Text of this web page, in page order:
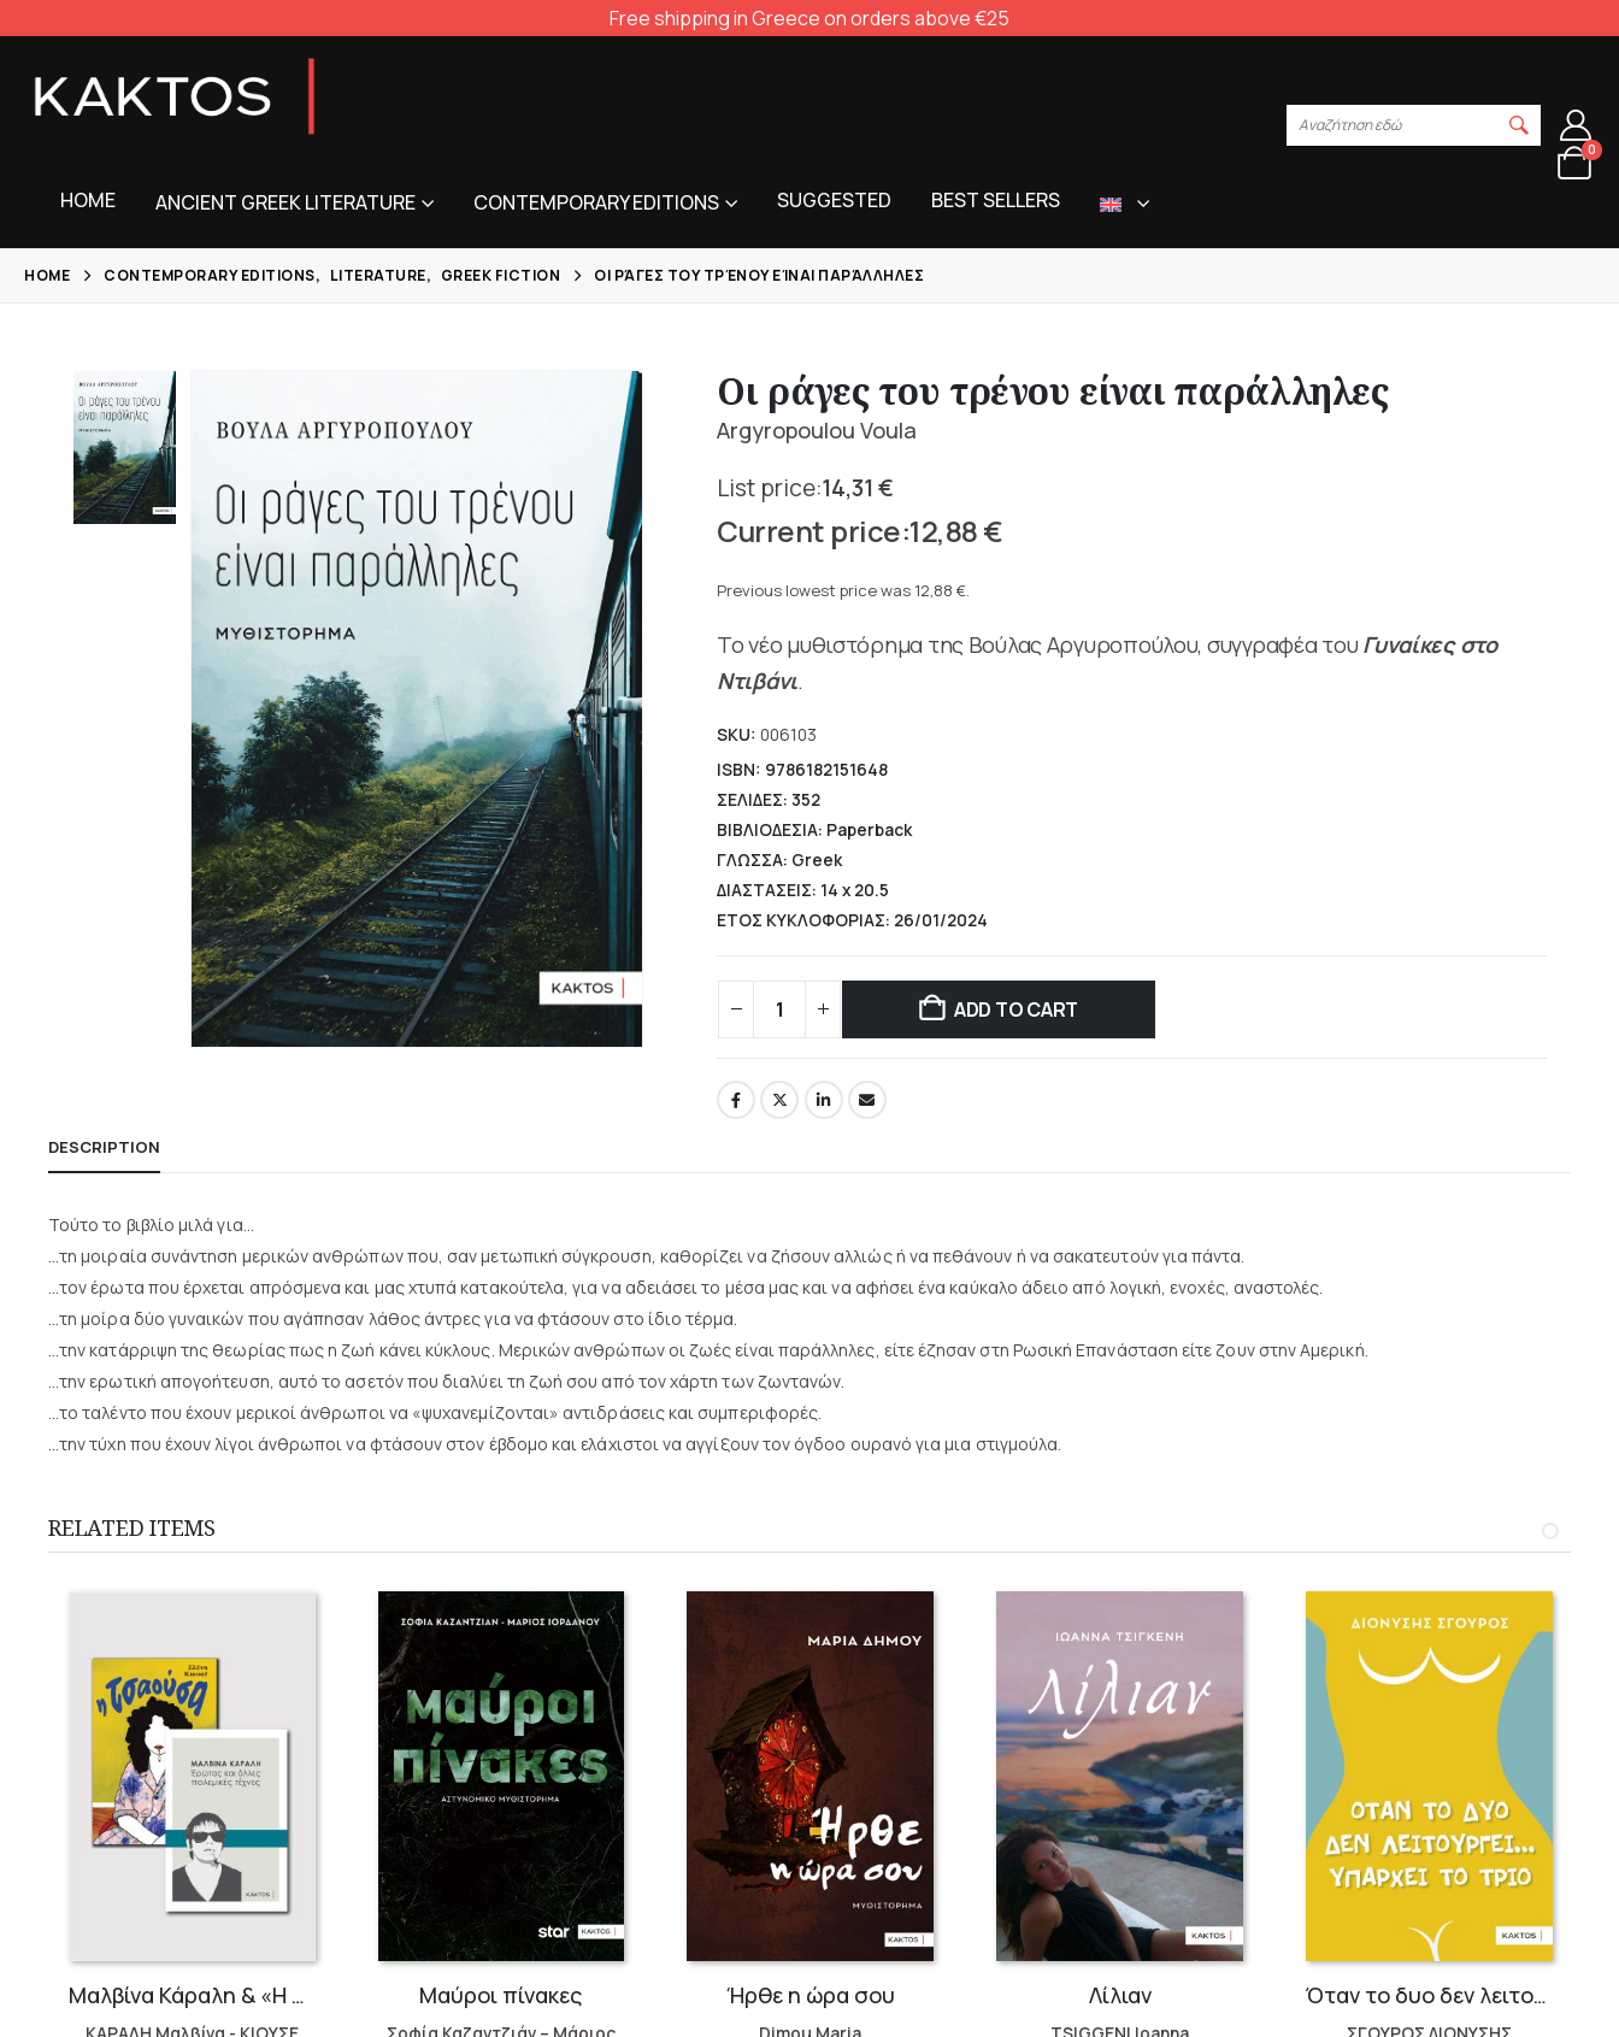
Free shipping in Greece on orders above €25
HOME ANCIENT GREEK LITERATURE CONTEMPORARY EDITIONS SUGGESTED BEST SELLERS
Αναζήτηση εδώ
0
HOME CONTEMPORARY EDITIONS, LITERATURE, GREEK FICTION ΟΙ ΡΆΓΕΣ ΤΟΥ ΤΡΈΝΟΥ ΕΊΝΑΙ ΠΑΡΆΛΛΗΛΕΣ
Οι ράγες του τρένου είναι παράλληλες
Argyropoulou Voula
14,31€
Original
price
was:
14,31 €.
12,88€
price
12,88 €.
Previous lowest price was 12,88 €.
Το νέο μυθιστόρημα της Βούλας Αργυροπούλου, συγγραφέα του Γυναίκες στο
Ντιβάνι.
SKU: 006103
ISBN: 9786182151648
ΣΕΛΙΔΕΣ: 352
ΒΙΒΛΙΟΔΕΣΙΑ: Paperback
ΓΛΩΣΣΑ: Greek
ΔΙΑΣΤΑΣΕΙΣ: 14 x 20.5
ΕΤΟΣ ΚΥΚΛΟΦΟΡΙΑΣ: 26/01/2024
ADD TO CART
DESCRIPTION
Τούτο το βιβλίο μιλά για…
…τη μοιραία συνάντηση μερικών ανθρώπων που, σαν μετωπική σύγκρουση, καθορίζει να ζήσουν αλλιώς ή να πεθάνουν ή να σακατευτούν για πάντα.
…τον έρωτα που έρχεται απρόσμενα και μας χτυπά κατακούτελα, για να αδειάσει το μέσα μας και να αφήσει ένα καύκαλο άδειο από λογική, ενοχές, αναστολές.
…τη μοίρα δύο γυναικών που αγάπησαν λάθος άντρες για να φτάσουν στο ίδιο τέρμα.
…την κατάρριψη της θεωρίας πως η ζωή κάνει κύκλους. Μερικών ανθρώπων οι ζωές είναι παράλληλες, είτε έζησαν στη Ρωσική Επανάσταση είτε ζουν στην Αμερική.
…την ερωτική απογοήτευση, αυτό το ασετόν που διαλύει τη ζωή σου από τον χάρτη των ζωντανών.
…το ταλέντο που έχουν μερικοί άνθρωποι να «ψυχανεμίζονται» αντιδράσεις και συμπεριφορές.
…την τύχη που έχουν λίγοι άνθρωποι να φτάσουν στον έβδομο και ελάχιστοι να αγγίξουν τον όγδοο ουρανό για μια στιγμούλα.
RELATED ITEMS
Μαλβίνα Κάραλη & «Η Τσαούσα» Μαύροι πίνακες Ήρθε η ώρα σου Λίλιαν Όταν το δυο δεν λειτουργεί…υπάρχει το τρίο